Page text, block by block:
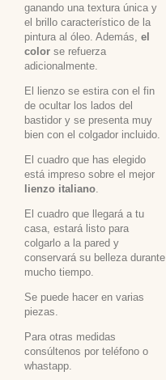
ganando una textura única y
el brillo característico de la
pintura al óleo. Además, el
color se refuerza
adicionalmente.
El lienzo se estira con el fin
de ocultar los lados del
bastidor y se presenta muy
bien con el colgador incluido.
El cuadro que has elegido
está impreso sobre el mejor
lienzo italiano
El cuadro que llegará a tu
casa, estará listo para
colgarlo a la pared y
conservará su belleza durante
mucho tiempo.
Se puede hacer en varias
piezas.
Para otras medidas
consúltenos por teléfono o
whastapp.